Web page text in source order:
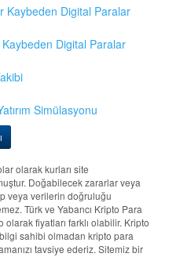
Kaybeden Digital Paralar
Digital Paralar
Simülasyonu
olarak kurları site
Doğabilecek zararlar veya
veya verilerin doğruluğu
Türk ve Yabancı Kripto Para
olarak fiyatları farklı olabilir. Kripto
sahibi olmadan kripto para
tavsiye ederiz. Sitemiz bir